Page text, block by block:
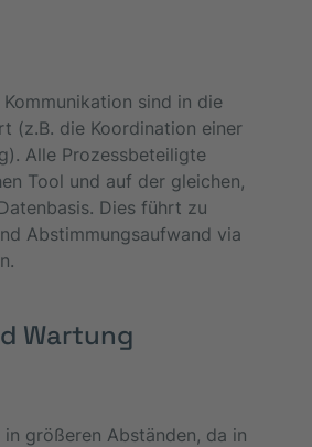
sind in die
(z.B. die Koordination einer
Alle Prozessbeteiligte
Tool und auf der gleichen,
Dies führt zu
Abstimmungsaufwand via
Wartung
größeren Abständen, da in